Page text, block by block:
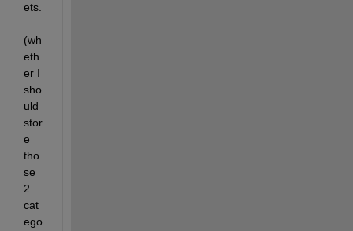
ets.
(wh
eth
er I
sho
uld
stor
e
tho
se
2
cat
ego